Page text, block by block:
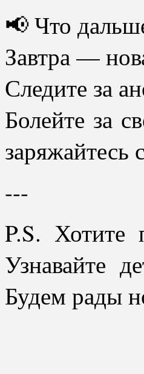
📢 Что
Завтра —
Следите за
Болейте за
---
P.S. Хотите
Узнавайте
Будем рады